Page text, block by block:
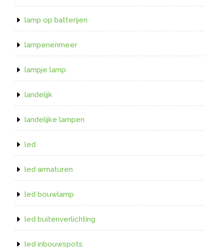
lamp op batterijen
lampenenmeer
lampje lamp
landelijk
landelijke lampen
led
led armaturen
led bouwlamp
led buitenverlichting
led inbouwspots